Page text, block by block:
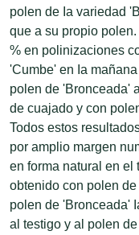
polen de Ia variedad
que a su propio
% en polinizaciones
'Cumbe' en Ia
polen de 'Bronceada'
de cuajado y con
Todos estos
por amplio margen
en forma natural en el
obtenido con polen
polen de 'Bronceada'
al testigo y al polen